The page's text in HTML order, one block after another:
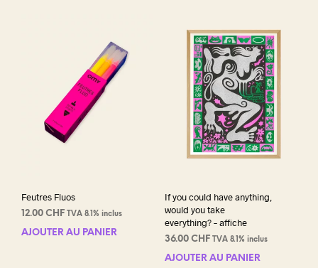
Feutres Fluos
12.00 CHF TVA 8.1% inclus
AJOUTER AU PANIER
If you could have anything,
would you take
everything? – affiche
36.00 CHF TVA 8.1% inclus
AJOUTER AU PANIER